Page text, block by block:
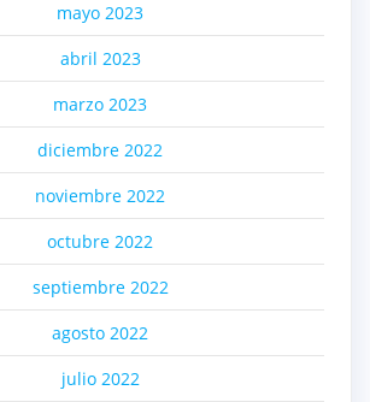
mayo 2023
abril 2023
marzo 2023
diciembre 2022
noviembre 2022
octubre 2022
septiembre 2022
agosto 2022
julio 2022